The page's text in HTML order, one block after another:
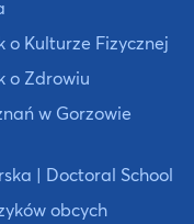
o Kulturze Fizycznej
o Zdrowiu
w Gorzowie
| Doctoral School
obcych